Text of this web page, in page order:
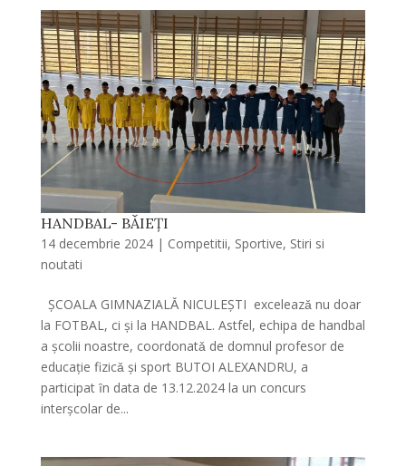
HANDBAL- BǍIEȚI
14 decembrie 2024| Competitii, Sportive, Stiri si
noutati
ȘCOALA GIMNAZIALǍ NICULEȘTI exceleazǎ nu doar
la FOTBAL, ci şi la HANDBAL. Astfel, echipa de handbal
a şcolii noastre, coordonatǎ de domnul profesor de
educație fizicǎ şi sport BUTOI ALEXANDRU, a
participat ȋn data de 13.12.2024 la un concurs
interşcolar de...